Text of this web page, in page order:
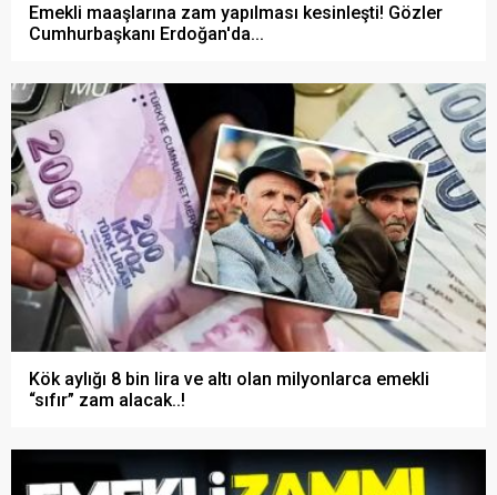
Emekli maaşlarına zam yapılması kesinleşti! Gözler
Cumhurbaşkanı Erdoğan'da...
Kök aylığı 8 bin lira ve altı olan milyonlarca emekli
“sıfır” zam alacak..!